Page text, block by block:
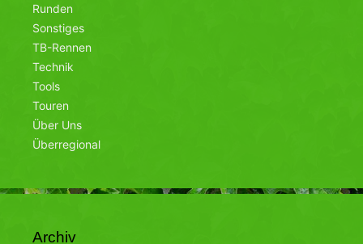
Runden
Sonstiges
TB-Rennen
Technik
Tools
Touren
Über Uns
Überregional
Archiv